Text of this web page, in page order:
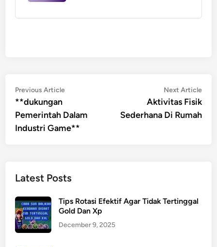
Post
navigation
Previous ArticlePrevious
**dukungan
Pemerintah Dalam
Industri Game**
Next Article
Aktivitas Fisik
Sederhana Di Rumah
Latest Posts
Tips Rotasi Efektif Agar Tidak Tertinggal
Gold Dan Xp
December 9, 2025